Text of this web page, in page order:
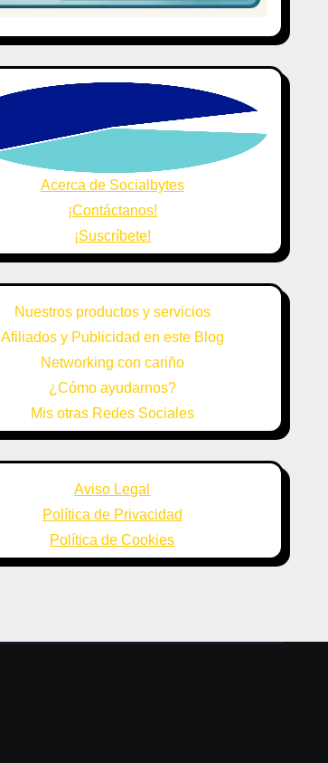
Acerca de Socialbytes
¡Contáctanos!
¡Suscríbete!
Nuestros productos y servicios
Afiliados y Publicidad en este Blog
Networking con cariño
¿Cómo ayudarnos?
Mis otras Redes Sociales
Aviso Legal
Política de Privacidad
Política de Cookies